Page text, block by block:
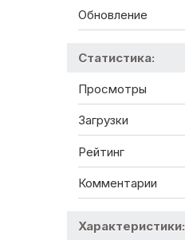
Обновление
Статистика:
Просмотры
Загрузки
Рейтинг
Комментарии
Характеристики: